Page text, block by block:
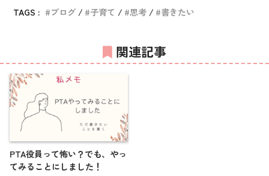
TAGS :
ブログ 子育て 思考 書きたい
関連記事
PTA役員って怖い？でも、やっ
てみることにしました！